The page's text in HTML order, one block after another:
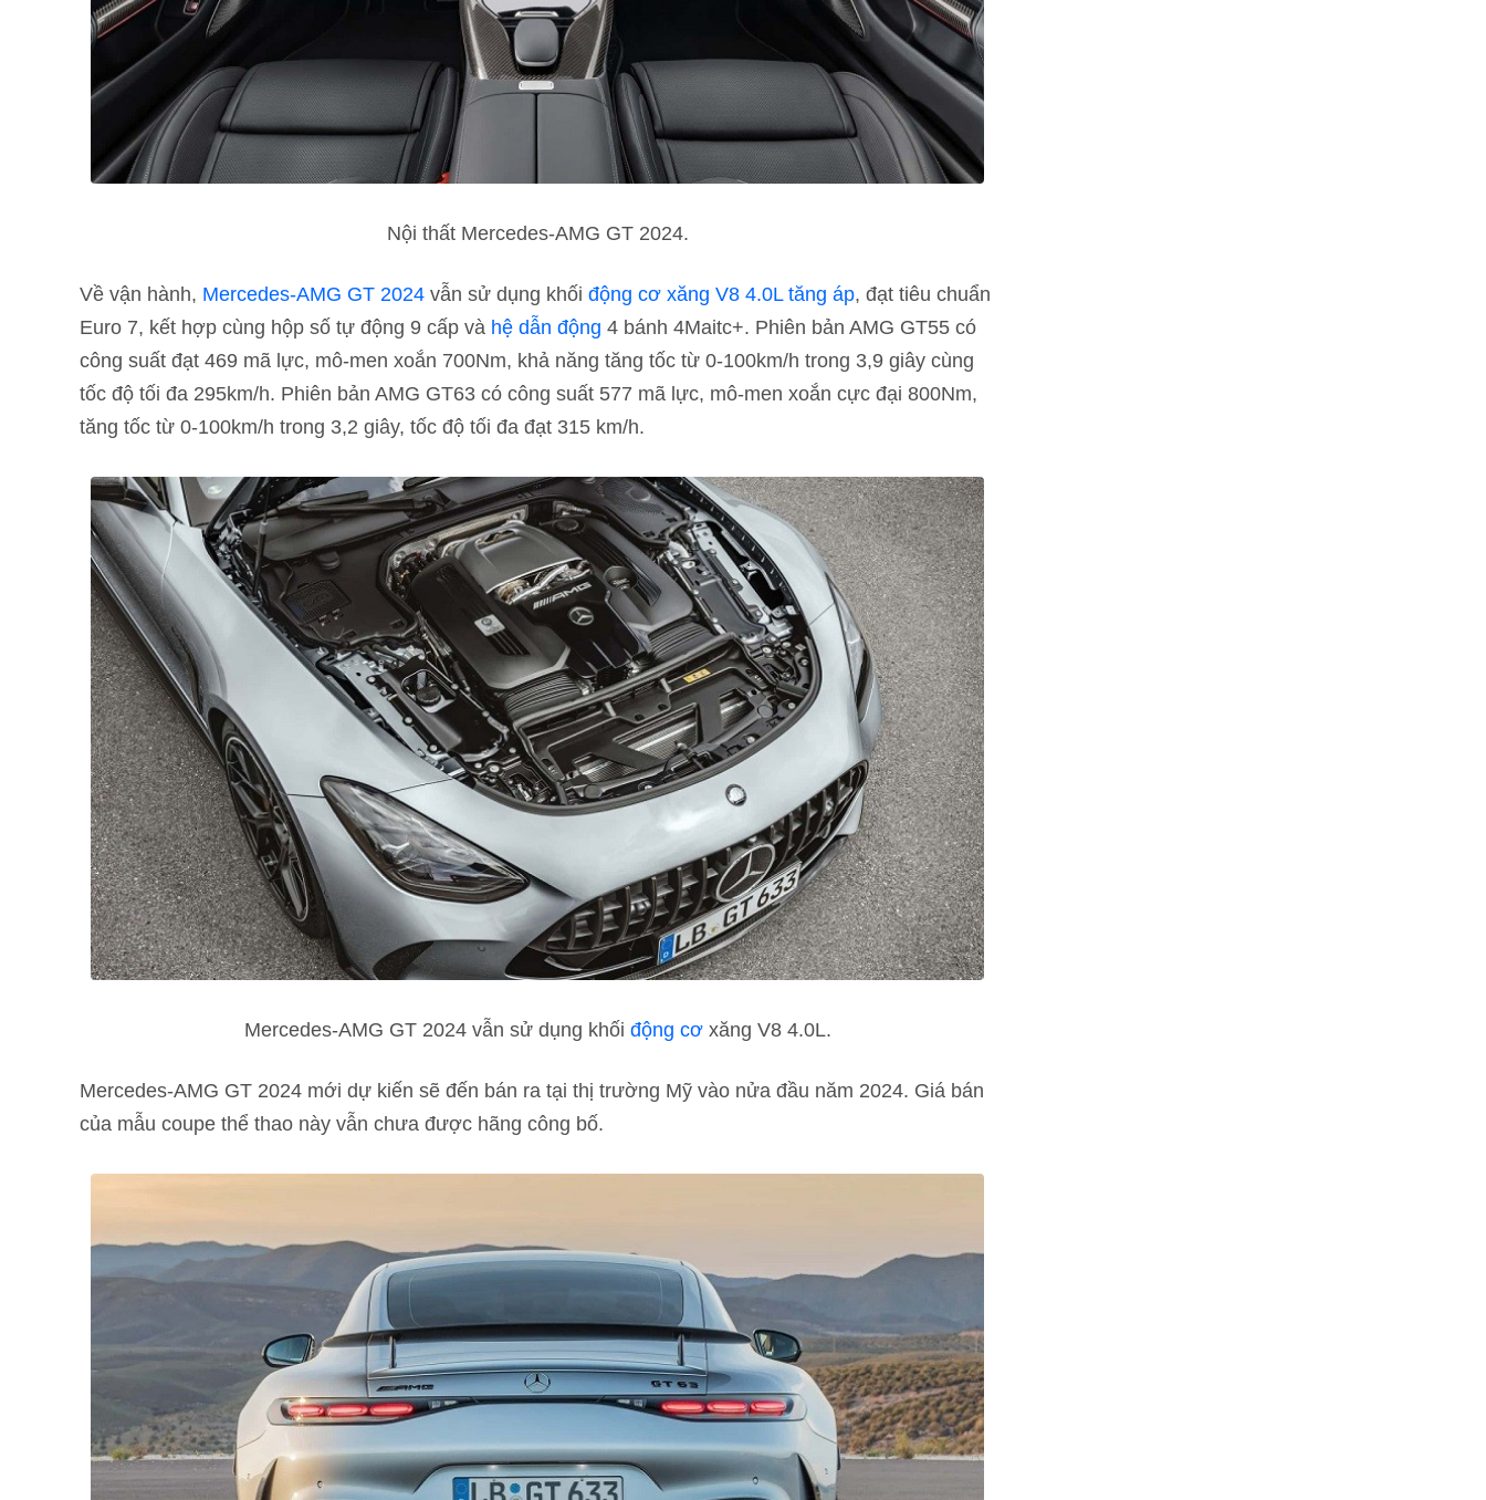
Nội thất Mercedes-AMG GT 2024.
Về vận hành, Mercedes-AMG GT 2024 vẫn sử dụng khối động cơ xăng V8 4.0L tăng áp, đạt tiêu chuẩn
Euro 7, kết hợp cùng hộp số tự động 9 cấp và hệ dẫn động 4 bánh 4Maitc+. Phiên bản AMG GT55 có
công suất đạt 469 mã lực, mô-men xoắn 700Nm, khả năng tăng tốc từ 0-100km/h trong 3,9 giây cùng
tốc độ tối đa 295km/h. Phiên bản AMG GT63 có công suất 577 mã lực, mô-men xoắn cực đại 800Nm,
tăng tốc từ 0-100km/h trong 3,2 giây, tốc độ tối đa đạt 315 km/h.
Mercedes-AMG GT 2024 vẫn sử dụng khối động cơ xăng V8 4.0L.
Mercedes-AMG GT 2024 mới dự kiến ​​sẽ đến bán ra tại thị trường Mỹ vào nửa đầu năm 2024. Giá bán
của mẫu coupe thể thao này vẫn chưa được hãng công bố.